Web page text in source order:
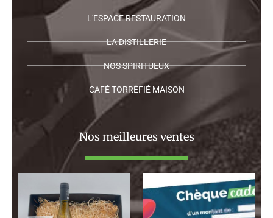
L'ESPACE RESTAURATION
LA DISTILLERIE
NOS SPIRITUEUX
CAFÉ TORRÉFIÉ MAISON
Nos meilleures ventes
Plage
de
prix :